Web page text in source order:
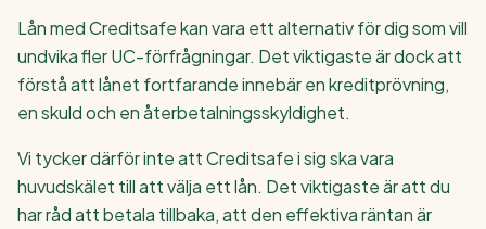
Lån med Creditsafe kan vara ett alternativ för dig som vill
undvika fler UC-förfrågningar. Det viktigaste är dock att
förstå att lånet fortfarande innebär en kreditprövning,
en skuld och en återbetalningsskyldighet.
Vi tycker därför inte att Creditsafe i sig ska vara
huvudskälet till att välja ett lån. Det viktigaste är att du
har råd att betala tillbaka, att den effektiva räntan är